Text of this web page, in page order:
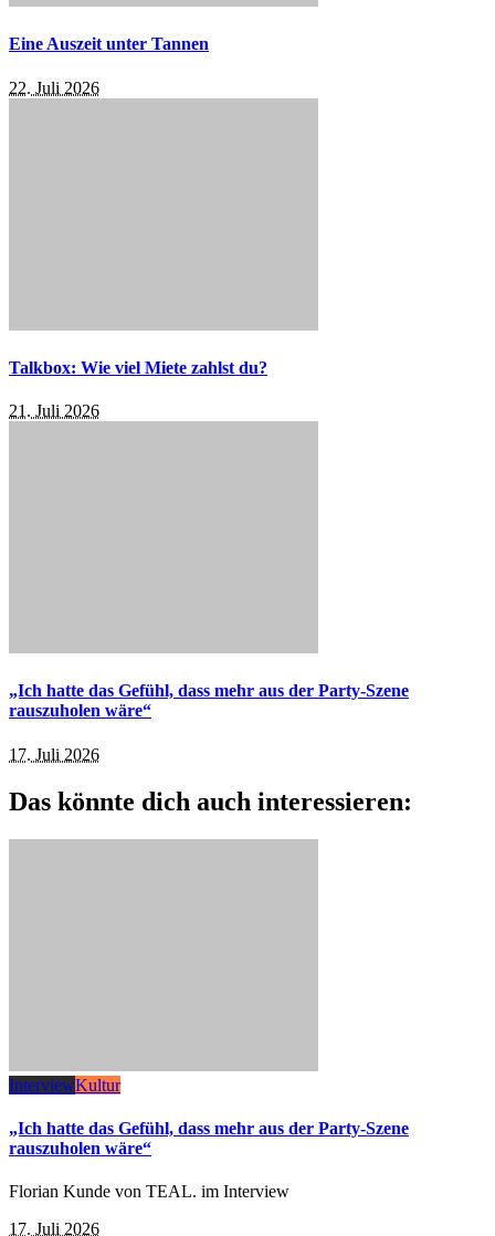
Eine Auszeit unter Tannen
22. Juli 2026
Talkbox: Wie viel Miete zahlst du?
21. Juli 2026
„Ich hatte das Gefühl, dass mehr aus der Party-Szene
rauszuholen wäre“
17. Juli 2026
Das könnte dich auch interessieren:
InterviewKultur
„Ich hatte das Gefühl, dass mehr aus der Party-Szene
rauszuholen wäre“
Florian Kunde von TEAL. im Interview
17. Juli 2026